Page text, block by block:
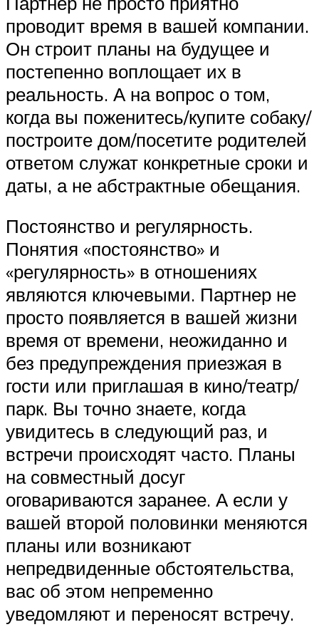
проводит время в вашей компании.
Он строит планы на будущее и
постепенно воплощает их в
реальность. А на вопрос о том,
когда вы поженитесь/купите собаку/
построите дом/посетите родителей
ответом служат конкретные сроки и
даты, а не абстрактные обещания.
Постоянство и регулярность.
Понятия «постоянство» и
«регулярность» в отношениях
являются ключевыми. Партнер не
просто появляется в вашей жизни
время от времени, неожиданно и
без предупреждения приезжая в
гости или приглашая в кино/театр/
парк. Вы точно знаете, когда
увидитесь в следующий раз, и
встречи происходят часто. Планы
на совместный досуг
оговариваются заранее. А если у
вашей второй половинки меняются
планы или возникают
непредвиденные обстоятельства,
вас об этом непременно
уведомляют и переносят встречу.